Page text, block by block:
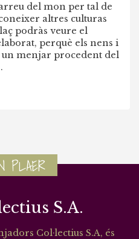
Cuina
del
món
al
nostre
del mon per tal de
altres culturas
podràs veure el
perquè els nens i
menjar procedent del
PLAER
S.A.
Col·lectius S.A, és